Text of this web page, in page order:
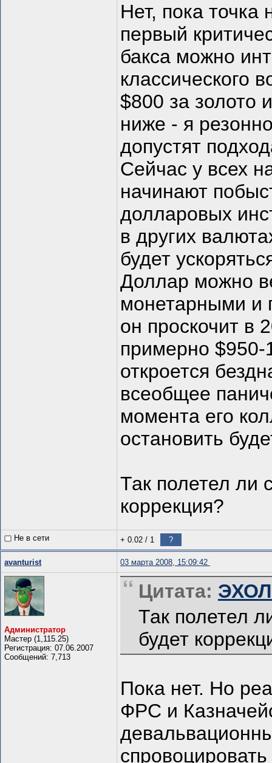
Нет, пока
первый
бакса можно
классического
$800 за золото
ниже - я
допустят
Сейчас у всех
начинают
долларовых
в других
будет
Доллар можно
монетарными и
он проскочит в
примерно $950-
откроется
всеобщее
момента его
остановить
Так полетел ли
коррекция?
Не в сети + 0.02 / 1 ?
avanturist 03 марта 2008, 15:09:42
Администратор
Мастер (1,115.25)
Регистрация: 07.06.2007
Сообщений: 7,713
Цитата:
Так полетел
будет
Пока нет. Но
ФРС и